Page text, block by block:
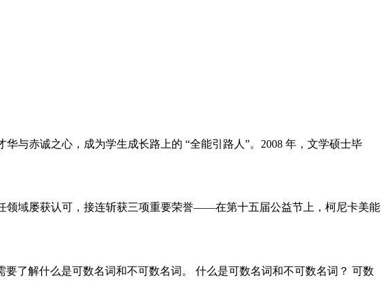
与赤诚之心，成为学生成长路上的 “全能引路人”。2008 年，文学硕士毕
领域屡获认可，接连斩获三项重要荣誉——在第十五届公益节上，柯尼卡美能
了解什么是可数名词和不可数名词。 什么是可数名词和不可数名词？ 可数